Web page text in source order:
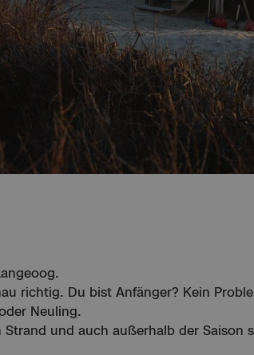
richtig. Du bist Anfänger? Kein
Neuling.
und auch außerhalb der Saison